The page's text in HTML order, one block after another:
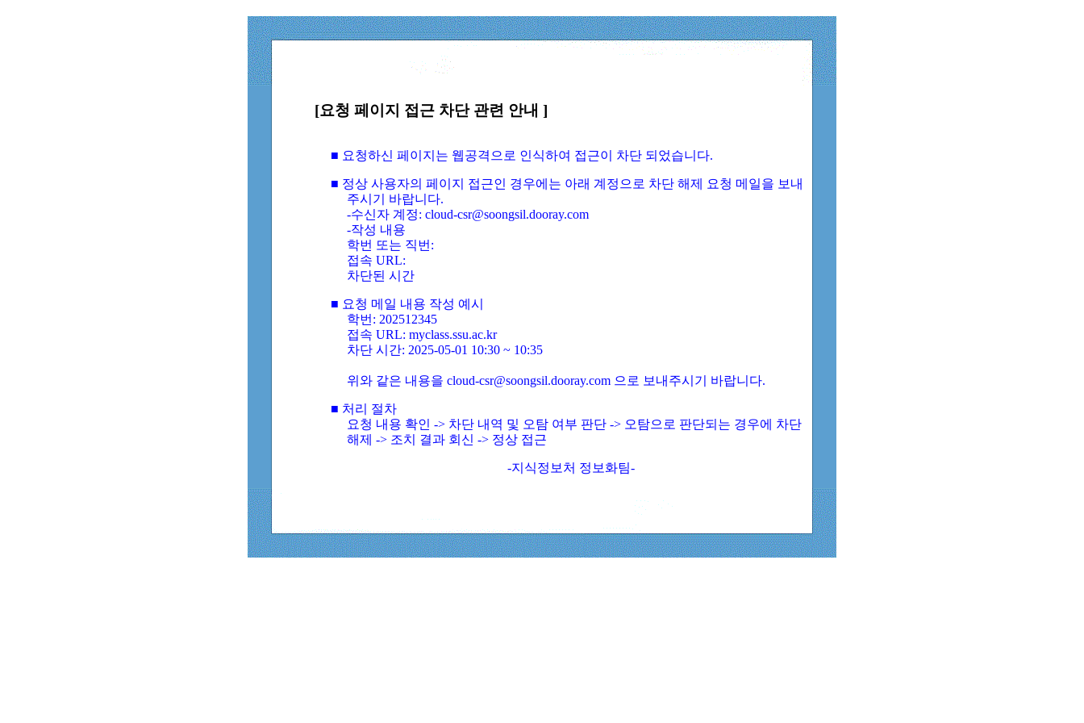
[요청 페이지 접근 차단 관련 안내 ]
■ 요청하신 페이지는 웹공격으로 인식하여 접근이 차단 되었습니다.
■ 정상 사용자의 페이지 접근인 경우에는 아래 계정으로 차단 해제 요청 메일을 보내
주시기 바랍니다.
-수신자 계정: cloud-csr@soongsil.dooray.com
-작성 내용
학번 또는 직번:
접속 URL:
차단된 시간
■ 요청 메일 내용 작성 예시
학번: 202512345
접속 URL: myclass.ssu.ac.kr
차단 시간: 2025-05-01 10:30 ~ 10:35
위와 같은 내용을 cloud-csr@soongsil.dooray.com 으로 보내주시기 바랍니다.
■ 처리 절차
요청 내용 확인 -> 차단 내역 및 오탐 여부 판단 -> 오탐으로 판단되는 경우에 차단
해제 -> 조치 결과 회신 -> 정상 접근
-지식정보처 정보화팀-